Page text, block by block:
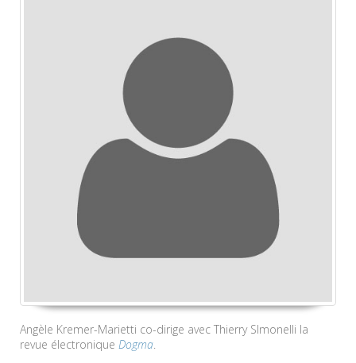
Angèle Kremer-Marietti co-dirige avec Thierry SImonelli la
revue électronique Dogma.